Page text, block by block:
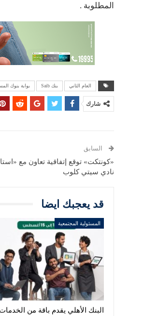
المطلوبة .
العام الثاني بنك Saib بوابة بنوك
شارك
السابق
«كونتكت» توقع إتفاقية تعاون مع
نادي سيتي كلوب
قد يعجبك ايضا
المسئولية المجتمعية
البنك الأهلي يقدم باقة من الخدمات